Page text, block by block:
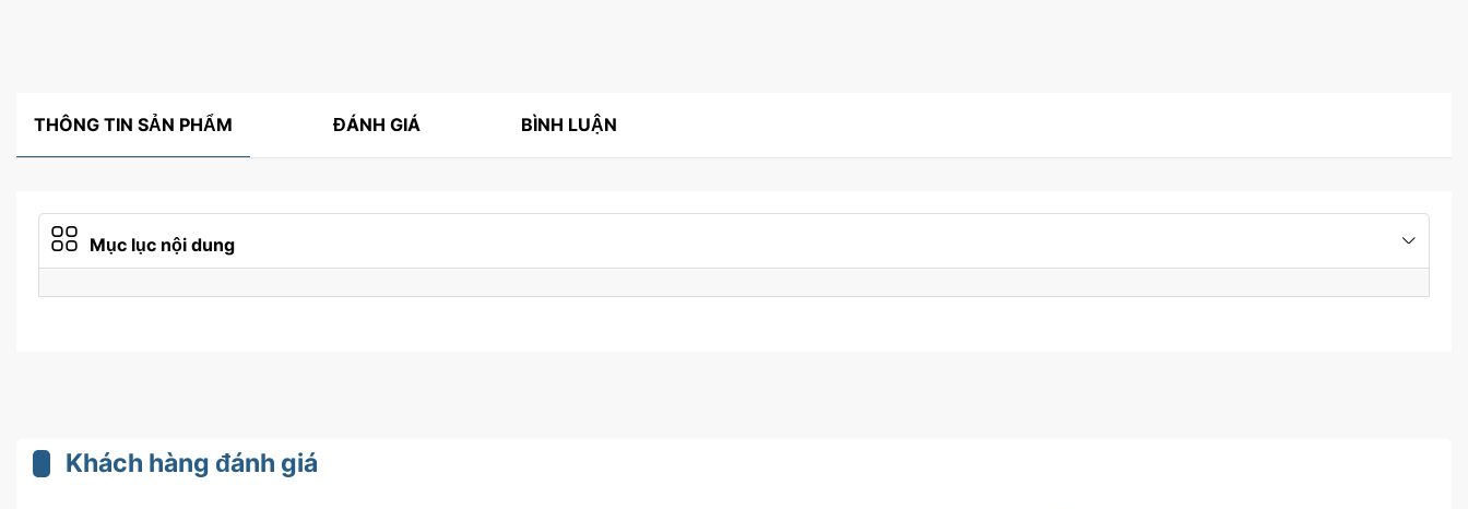
THÔNG TIN SẢN PHẨM ĐÁNH GIÁ BÌNH LUẬN
Mục lục nội dung
Khách hàng đánh giá